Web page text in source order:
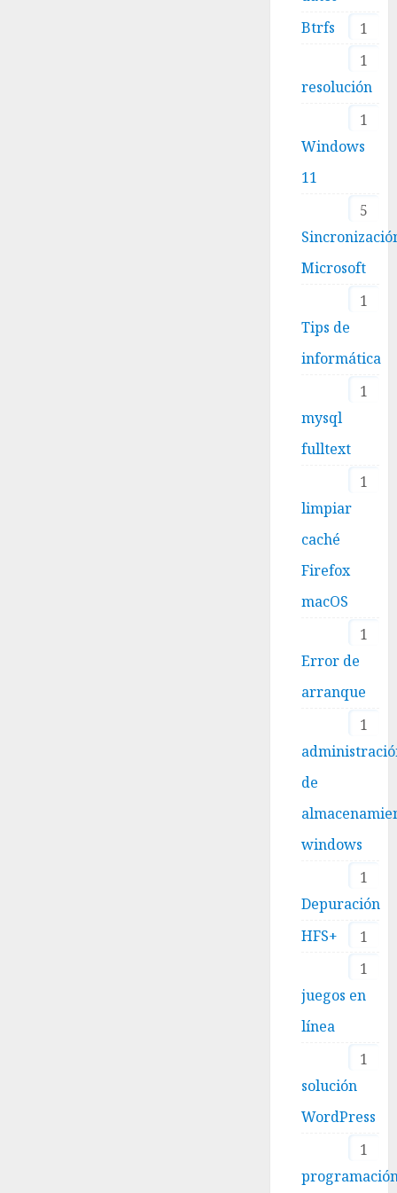
1
Btrfs
1
resolución
1
Windows
11
5
Microsoft
1
Tips de
informática
1
mysql
fulltext
1
limpiar
caché
Firefox
macOS
1
Error de
arranque
1
de
windows
1
Depuración
1
HFS+
1
juegos en
línea
1
solución
WordPress
1